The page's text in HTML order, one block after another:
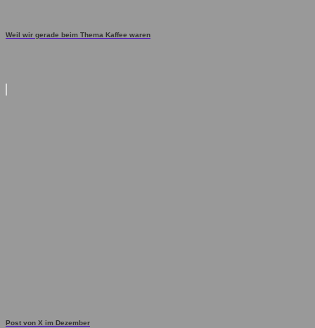
Weil wir gerade beim Thema Kaffee waren
Post von X im Dezember